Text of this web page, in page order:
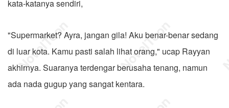
kata-katanya sendiri,
"Supermarket? Ayra, jangan gila! Aku benar-benar sedang
di luar kota. Kamu pasti salah lihat orang," ucap Rayyan
akhirnya. Suaranya terdengar berusaha tenang, namun
ada nada gugup yang sangat kentara.